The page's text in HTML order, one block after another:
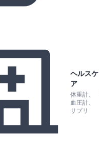
ヘルスケ
ア
体重計、
血圧計、
サプリ